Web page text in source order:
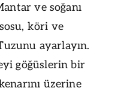
ve soğanı
köri ve
ayarlayın.
göğüslerin bir
üzerine